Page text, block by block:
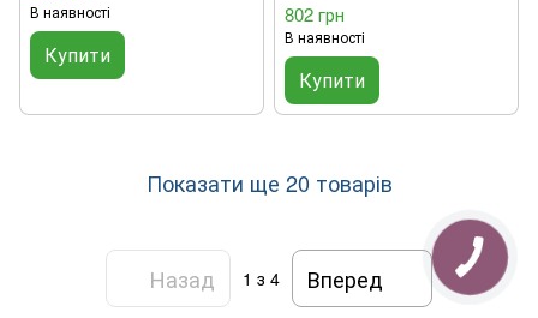
В наявності
Купити
802 грн
В наявності
Купити
Показати ще 20 товарів
Назад 1 з 4 Вперед